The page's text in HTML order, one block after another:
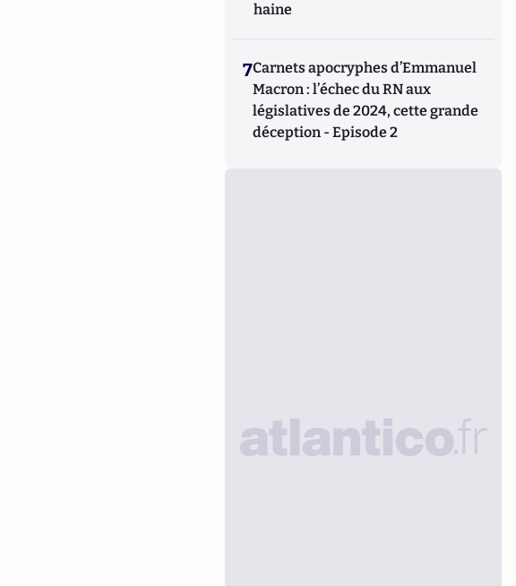
haine
7Carnets apocryphes d’Emmanuel
Macron : l’échec du RN aux
législatives de 2024, cette grande
déception - Episode 2